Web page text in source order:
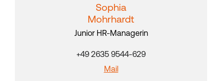
Sophia
Mohrhardt
Junior HR-Managerin
+49 2635 9544-629
Mail